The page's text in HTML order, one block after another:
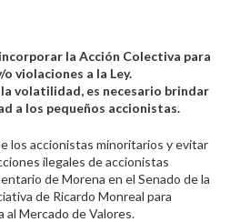
la Acción Colectiva para
violaciones a la Ley.
volatilidad, es necesario brindar
a los pequeños accionistas.
los accionistas minoritarios y evitar
ilegales de accionistas
de Morena en el Senado de la
de Ricardo Monreal para
al Mercado de Valores.